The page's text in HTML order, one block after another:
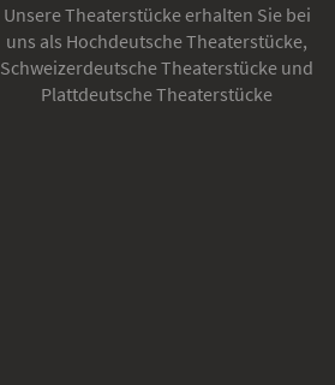
Unsere Theaterstücke erhalten Sie bei
uns als Hochdeutsche Theaterstücke,
Schweizerdeutsche Theaterstücke und
Plattdeutsche Theaterstücke